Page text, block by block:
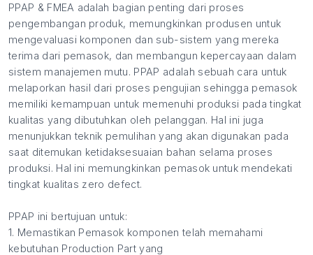
PPAP & FMEA adalah bagian penting dari proses
pengembangan produk, memungkinkan produsen untuk
mengevaluasi komponen dan sub-sistem yang mereka
terima dari pemasok, dan membangun kepercayaan dalam
sistem manajemen mutu. PPAP adalah sebuah cara untuk
melaporkan hasil dari proses pengujian sehingga pemasok
memiliki kemampuan untuk memenuhi produksi pada tingkat
kualitas yang dibutuhkan oleh pelanggan. Hal ini juga
menunjukkan teknik pemulihan yang akan digunakan pada
saat ditemukan ketidaksesuaian bahan selama proses
produksi. Hal ini memungkinkan pemasok untuk mendekati
tingkat kualitas zero defect.
PPAP ini bertujuan untuk:
1. Memastikan Pemasok komponen telah memahami
kebutuhan Production Part yang